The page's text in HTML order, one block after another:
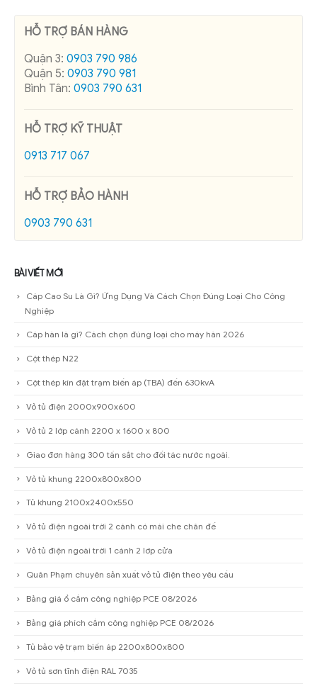
HỖ TRỢ BÁN HÀNG
Quận 3: 0903 790 986
Quận 5: 0903 790 981
Bình Tân: 0903 790 631
HỖ TRỢ KỸ THUẬT
0913 717 067
HỖ TRỢ BẢO HÀNH
0903 790 631
BÀI VIẾT MỚI
Cáp Cao Su Là Gì? Ứng Dụng Và Cách Chọn Đúng Loại Cho Công
Nghiệp
Cáp hàn là gì? Cách chọn đúng loại cho máy hàn 2026
Cột thép N22
Cột thép kín đặt trạm biến áp (TBA) đến 630kvA
Vỏ tủ điện 2000x900x600
Vỏ tủ 2 lớp cánh 2200 x 1600 x 800
Giao đơn hàng 300 tấn sắt cho đối tác nước ngoài.
Vỏ tủ khung 2200x800x800
Tủ khung 2100x2400x550
Vỏ tủ điện ngoài trời 2 cánh có mái che chân đế
Vỏ tủ điện ngoài trời 1 cánh 2 lớp cửa
Quân Phạm chuyên sản xuất vỏ tủ điện theo yêu cầu
Bảng giá ổ cắm công nghiệp PCE 08/2026
Bảng giá phích cắm công nghiệp PCE 08/2026
Tủ bảo vệ trạm biến áp 2200x800x800
Vỏ tủ sơn tĩnh điện RAL 7035